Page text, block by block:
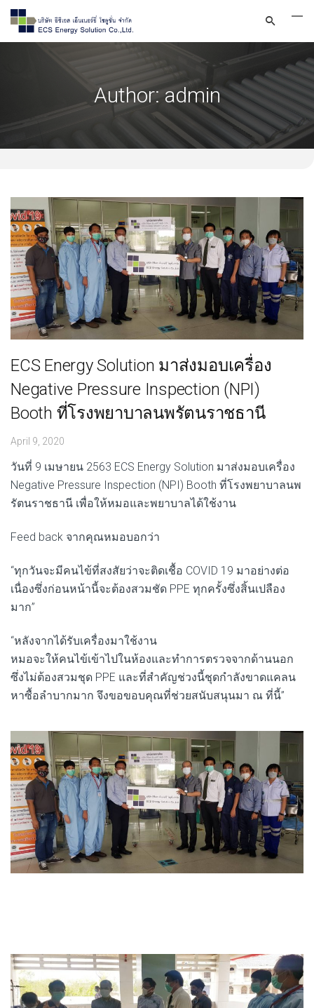
Author:admin
ECS Energy Solution มาส่งมอบเครื่อง
Negative Pressure Inspection (NPI)
Booth ที่โรงพยาบาลนพรัตนราชธานี
April 9, 2020
วันที่ 9 เมษายน 2563 ECS Energy Solution มาส่งมอบเครื่อง
Negative Pressure Inspection (NPI) Booth ที่โรงพยาบาลนพ
รัตนราชธานี เพื่อให้หมอและพยาบาลได้ใช้งาน
Feed back จากคุณหมอบอกว่า
“ทุกวันจะมีคนไข้ที่สงสัยว่าจะติดเชื้อ COVID 19 มาอย่างต่อ
เนื่องซึ่งก่อนหน้านี้จะต้องสวมชัด PPE ทุกครั้งซึ่งสิ้นเปลือง
มาก”
“หลังจากได้รับเครื่องมาใช้งาน
หมอจะให้คนไข้เข้าไปในห้องและทำการตรวจจากด้านนอก
ซึ่งไม่ต้องสวมชุด PPE และที่สำคัญช่วงนี้ชุดกำลังขาดแคลน
หาซื้อลำบากมาก จึงขอขอบคุณที่ช่วยสนับสนุนมา ณ ที่นี้”